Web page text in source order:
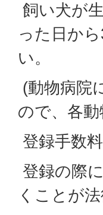
飼い犬が
った日か
い。
(動物病院
ので、各
登録手数
登録の際
くことが